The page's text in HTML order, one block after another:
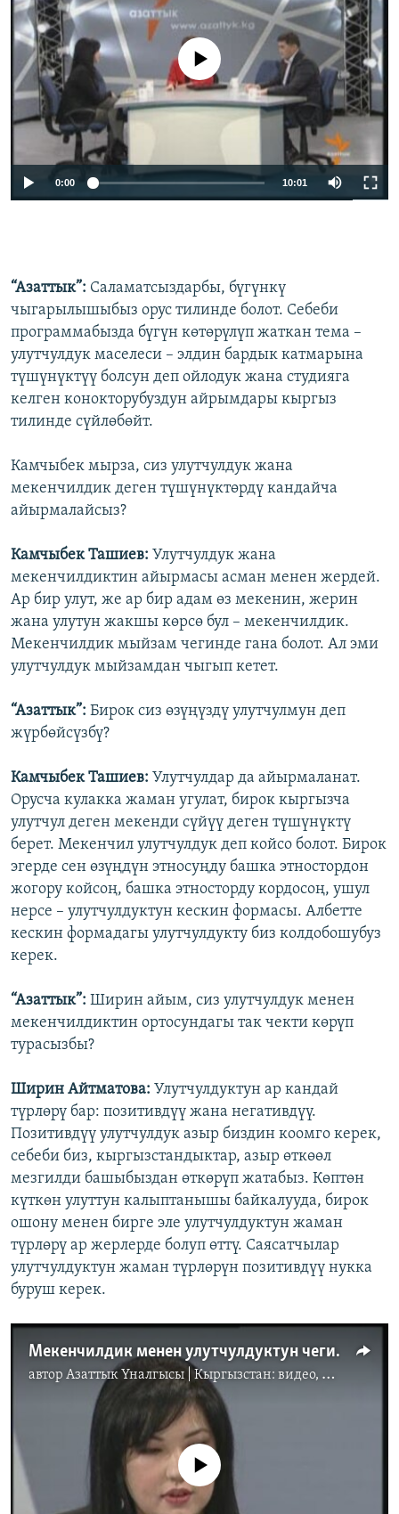
No media source currently available
0:00 10:01
“Азаттык”: Саламатсыздарбы, бүгүнкү
чыгарылышыбыз орус тилинде болот. Себеби
программабызда бүгүн көтөрүлүп жаткан тема –
улутчулдук маселеси – элдин бардык катмарына
түшүнүктүү болсун деп ойлодук жана студияга
келген конокторубуздун айрымдары кыргыз
тилинде сүйлөбөйт.
Камчыбек мырза, сиз улутчулдук жана
мекенчилдик деген түшүнүктөрдү кандайча
айырмалайсыз?
Камчыбек Ташиев: Улутчулдук жана
мекенчилдиктин айырмасы асман менен жердей.
Ар бир улут, же ар бир адам өз мекенин, жерин
жана улутун жакшы көрсө бул – мекенчилдик.
Мекенчилдик мыйзам чегинде гана болот. Ал эми
улутчулдук мыйзамдан чыгып кетет.
“Азаттык”: Бирок сиз өзүңүздү улутчулмун деп
жүрбөйсүзбү?
Камчыбек Ташиев: Улутчулдар да айырмаланат.
Орусча кулакка жаман угулат, бирок кыргызча
улутчул деген мекенди сүйүү деген түшүнүктү
берет. Мекенчил улутчулдук деп койсо болот. Бирок
эгерде сен өзүңдүн этносуңду башка этностордон
жогору койсоң, башка этносторду кордосоң, ушул
нерсе – улутчулдуктун кескин формасы. Албетте
кескин формадагы улутчулдукту биз колдобошубуз
керек.
“Азаттык”: Ширин айым, сиз улутчулдук менен
мекенчилдиктин ортосундагы так чекти көрүп
турасызбы?
Ширин Айтматова: Улутчулдуктун ар кандай
түрлөрү бар: позитивдүү жана негативдүү.
Позитивдүү улутчулдук азыр биздин коомго керек,
себеби биз, кыргызстандыктар, азыр өткөөл
мезгилди башыбыздан өткөрүп жатабыз. Көптөн
күткөн улуттун калыптанышы байкалууда, бирок
ошону менен бирге эле улутчулдуктун жаман
түрлөрү ар жерлерде болуп өттү. Саясатчылар
улутчулдуктун жаман түрлөрүн позитивдүү нукка
буруш керек.
Мекенчилдик менен улутчулдуктун чеги кайда? 2
автор Азаттык Үналгысы | Кыргызстан: видео, фото, кабарлар
No media source currently available